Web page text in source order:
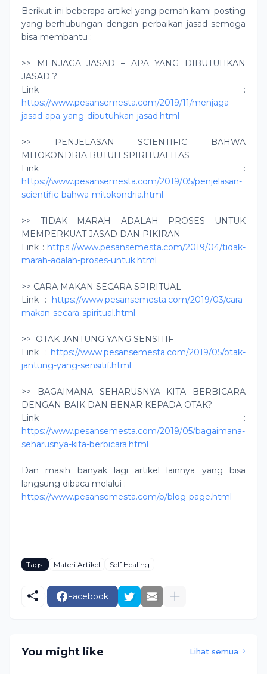
Berikut ini beberapa artikel yang pernah kami posting
yang berhubungan dengan perbaikan jasad semoga
bisa membantu :
>> MENJAGA JASAD – APA YANG DIBUTUHKAN
JASAD ?
Link :
https://www.pesansemesta.com/2019/11/menjaga-
jasad-apa-yang-dibutuhkan-jasad.html
>> PENJELASAN SCIENTIFIC BAHWA
MITOKONDRIA BUTUH SPIRITUALITAS
Link :
https://www.pesansemesta.com/2019/05/penjelasan-
scientific-bahwa-mitokondria.html
>> TIDAK MARAH ADALAH PROSES UNTUK
MEMPERKUAT JASAD DAN PIKIRAN
Link : https://www.pesansemesta.com/2019/04/tidak-
marah-adalah-proses-untuk.html
>> CARA MAKAN SECARA SPIRITUAL
Link :
https://www.pesansemesta.com/2019/03/cara-
makan-secara-spiritual.html
>> OTAK JANTUNG YANG SENSITIF
Link
: https://www.pesansemesta.com/2019/05/otak-
jantung-yang-sensitif.html
>> BAGAIMANA SEHARUSNYA KITA BERBICARA
DENGAN BAIK DAN BENAR KEPADA OTAK?
Link :
https://www.pesansemesta.com/2019/05/bagaimana-
seharusnya-kita-berbicara.html
Dan masih banyak lagi artikel lainnya yang bisa
langsung dibaca melalui :
https://www.pesansemesta.com/p/blog-page.html
Tags: Materi Artikel Self Healing
Facebook
You might like Lihat semua